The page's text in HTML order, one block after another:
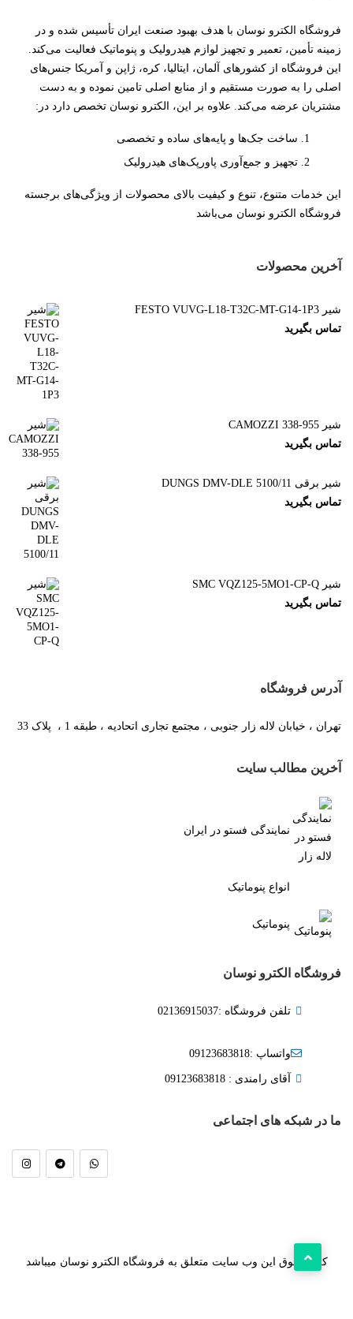
فروشگاه الکترو نوسان با هدف بهبود صنعت ایران تأسیس شده و در
زمینه تأمین، تعمیر و تجهیز لوازم هیدرولیک و پنوماتیک فعالیت می‌کند.
این فروشگاه از کشورهای آلمان، ایتالیا، کره، ژاپن و آمریکا جنس‌های
اصلی را به صورت مستقیم و از منابع اصلی تامین نموده و به دست
مشتریان عرضه می‌کند. علاوه بر این، الکترو نوسان تخصص دارد در:
ساخت جک‌ها و پایه‌های ساده و تخصصی
تجهیز و جمع‌آوری پاورپک‌های هیدرولیک
این خدمات متنوع، تنوع و کیفیت بالای محصولات از ویژگی‌های برجسته
فروشگاه الکترو نوسان می‌باشد
آخرین محصولات
شیر FESTO VUVG-L18-T32C-MT-G14-1P3
تماس بگیرید
شیر CAMOZZI 338-955
تماس بگیرید
شیر برقی DUNGS DMV-DLE 5100/11
تماس بگیرید
شیر SMC VQZ125-5MO1-CP-Q
تماس بگیرید
آدرس فروشگاه
تهران ، خیابان لاله زار جنوبی ، مجتمع تجاری اتحادیه ، طبقه 1 ، پلاک 33
آخرین مطالب سایت
نمایندگی فستو در ایران
انواع پنوماتیک
پنوماتیک
فروشگاه الکترو نوسان
تلفن فروشگاه :02136915037
واتساپ :09123683818
آقای رامندی : 09123683818
ما در شبکه های اجتماعی
کلیه حقوق این وب سایت متعلق به فروشگاه الکترو نوسان میباشد